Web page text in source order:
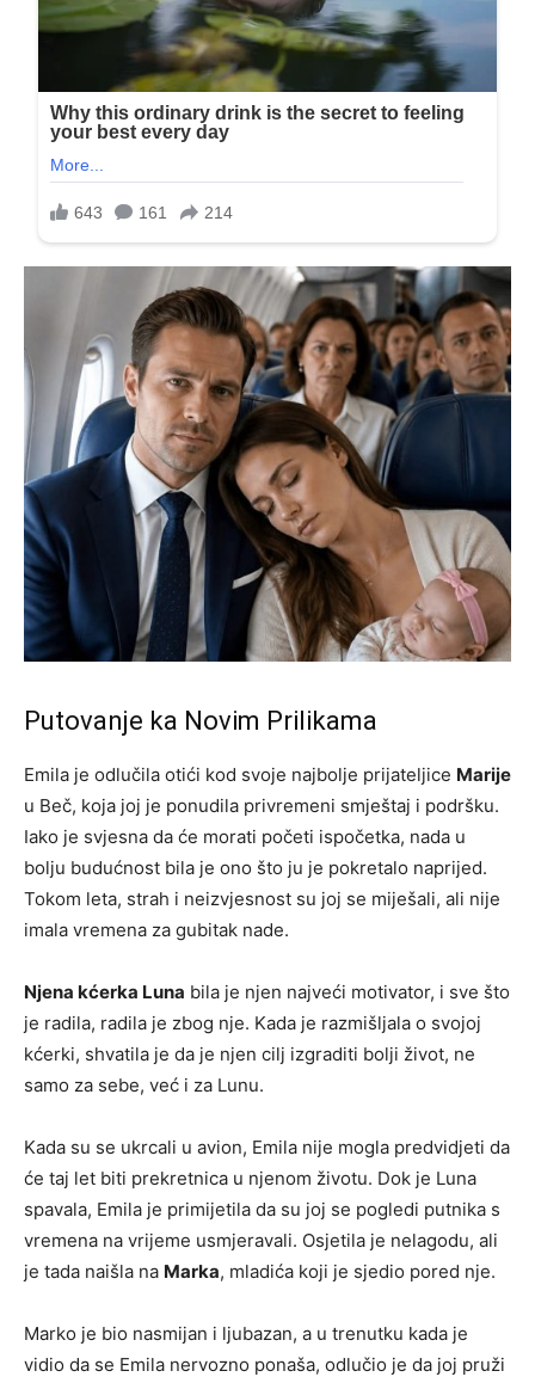
Putovanje ka Novim Prilikama
Emila je odlučila otići kod svoje najbolje prijateljice Marije
u Beč, koja joj je ponudila privremeni smještaj i podršku.
Iako je svjesna da će morati početi ispočetka, nada u
bolju budućnost bila je ono što ju je pokretalo naprijed.
Tokom leta, strah i neizvjesnost su joj se miješali, ali nije
imala vremena za gubitak nade.
Njena kćerka Luna bila je njen najveći motivator, i sve što
je radila, radila je zbog nje. Kada je razmišljala o svojoj
kćerki, shvatila je da je njen cilj izgraditi bolji život, ne
samo za sebe, već i za Lunu.
Kada su se ukrcali u avion, Emila nije mogla predvidjeti da
će taj let biti prekretnica u njenom životu. Dok je Luna
spavala, Emila je primijetila da su joj se pogledi putnika s
vremena na vrijeme usmjeravali. Osjetila je nelagodu, ali
je tada naišla na Marka, mladića koji je sjedio pored nje.
Marko je bio nasmijan i ljubazan, a u trenutku kada je
vidio da se Emila nervozno ponaša, odlučio je da joj pruži